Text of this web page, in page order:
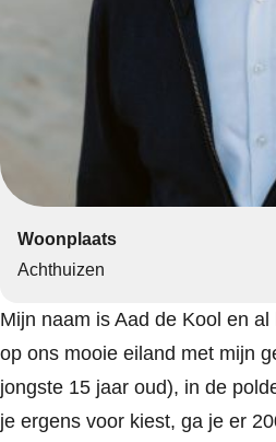
Woonplaats
Achthuizen
Mijn naam is Aad de Kool en
op ons mooie eiland met mijn
jongste 15 jaar oud), in de
je ergens voor kiest, ga je er